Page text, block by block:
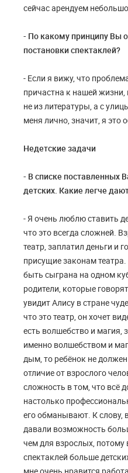
сейчас арендуем
- По какому принципу Вы
постановки спектаклей?
- Если я вижу, что
причастна к нашей
не из литературы, а с
меня лично, значит, я это
Недетские задачи
- В списке поставленных
детских. Какие легче
- Я очень люблю ставить
что это всегда сложней.
театр, заплатил деньги и
присущие законам
быть сыграна на одном
родители, которые
увидит Алису в стране
что это театр, он хочет
есть волшебство и магия,
именно волшебством и
дым, то ребёнок не
отличие от взрослого
сложность в том, что всё
настолько
его обманывают. К слову,
давали возможность
чем для взрослых,
спектаклей больше